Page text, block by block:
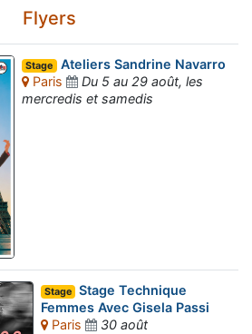
Flyers
Stage Ateliers Sandrine Navarro
Paris
Du 5 au 29 août, les
mercredis et samedis
Stage
Stage Technique
Femmes Avec Gisela Passi
Paris
30 août